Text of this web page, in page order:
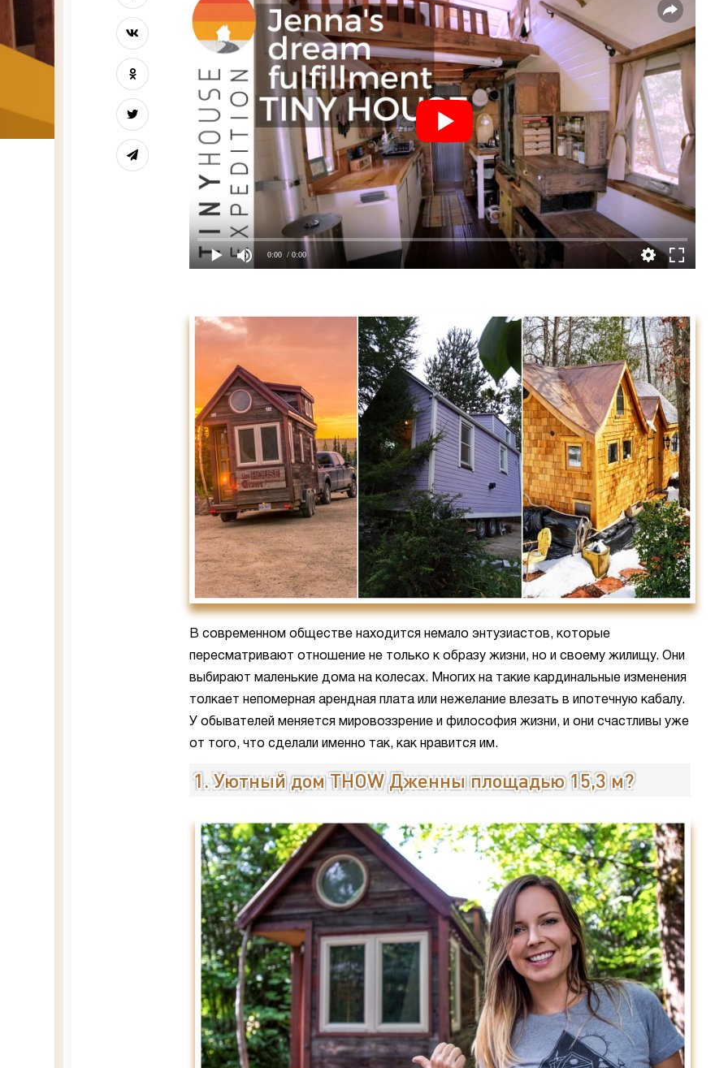
0:00 / 0:00
В современном обществе находится немало энтузиастов, которые
пересматривают отношение не только к образу жизни, но и своему жилищу. Они
выбирают маленькие дома на колесах. Многих на такие кардинальные изменения
толкает непомерная арендная плата или нежелание влезать в ипотечную кабалу.
У обывателей меняется мировоззрение и философия жизни, и они счастливы уже
от того, что сделали именно так, как нравится им.
1. Уютный дом THOW Дженны площадью 15,3 м?